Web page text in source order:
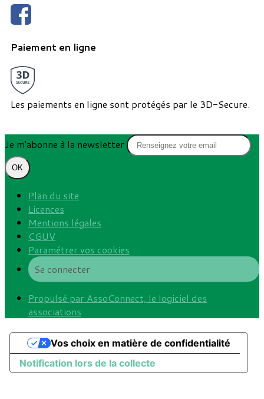
Paiement en ligne
Les paiements en ligne sont protégés par le 3D-Secure.
Je m'abonne à la newsletter
OK
Plan du site
Licences
Mentions légales
CGUV
Paramétrer vos cookies
Se connecter
Propulsé par AssoConnect, le logiciel des
associations
Notification lors de la collecte
Vos choix en matière de confidentialité